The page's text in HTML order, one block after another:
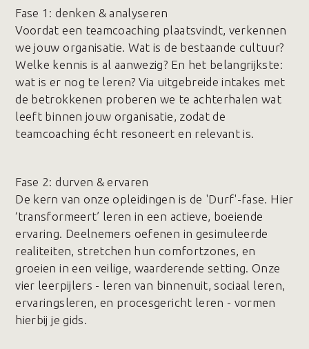
Fase 1️: denken & analyseren
Voordat een teamcoaching plaatsvindt, verkennen
we jouw organisatie. Wat is de bestaande cultuur?
Welke kennis is al aanwezig? En het belangrijkste:
wat is er nog te leren? Via uitgebreide intakes met
de betrokkenen proberen we te achterhalen wat
leeft binnen jouw organisatie, zodat de
teamcoaching écht resoneert en relevant is.
Fase 2️: durven & ervaren
De kern van onze opleidingen is de 'Durf'-fase. Hier
‘transformeert’ leren in een actieve, boeiende
ervaring. Deelnemers oefenen in gesimuleerde
realiteiten, stretchen hun comfortzones, en
groeien in een veilige, waarderende setting. Onze
vier leerpijlers - leren van binnenuit, sociaal leren,
ervaringsleren, en procesgericht leren - vormen
hierbij je gids.